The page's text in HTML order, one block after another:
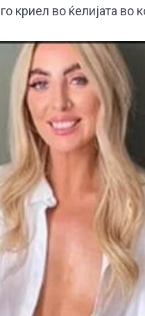
криел во ќелијата во